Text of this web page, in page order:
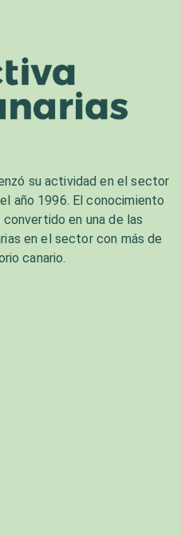
su actividad en el sector
año 1996. El conocimiento
en una de las
en el sector con más de
canario.